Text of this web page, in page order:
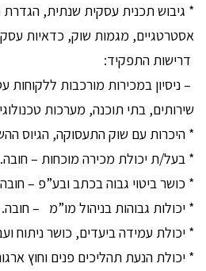
* גיבוש תכנית עסקית שנתית,
אסטרטגיים, מגמות שוק, כדאיות
דרישות התפקיד:
– ניסיון במכירות מורכבות ללקוחות
שירותים, בתי תוכנה, מערכות
* היכרות עם שוק התעסוקה, הגיוס
* בעל/ת יכולת מכירה מוכחות – חובה.
* כושר ביטוי גבוה בכתב ובע”פ –
* יכולות גבוהות בניהול מו”מ – חובה.
* יכולת עמידה ביעדים, כושר ניתוח
* יכולת הנעת תהליכים פנים וחוץ